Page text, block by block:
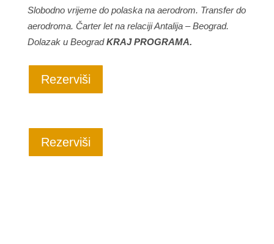
Slobodno vrijeme do polaska na aerodrom. Transfer do
aerodroma. Čarter let na relaciji Antalija – Beograd.
Dolazak u BeogradKRAJ PROGRAMA.
Rezerviši
Rezerviši